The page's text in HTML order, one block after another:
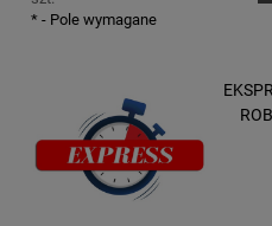
* - Pole wymagane